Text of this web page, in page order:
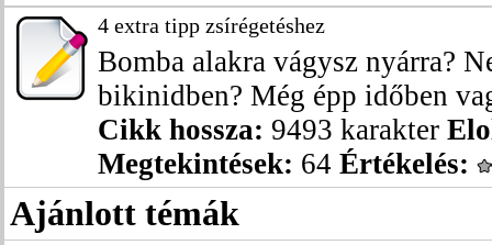
4 extra tipp zsírégetéshez
Bomba alakra vágysz nyárra?
bikinidben? Még épp időben
Cikk hossza: 9493 karakter
Megtekintések: 64 Értékelés:
Ajánlott témák